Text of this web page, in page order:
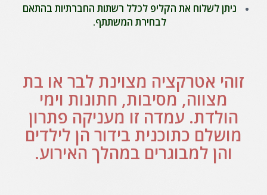
ניתן לשלוח את הקליפ לכלל רשתות החברתיות בהתאם
לבחירת המשתתף.
זוהי אטרקציה מצוינת לבר או בת
מצווה,מסיבות, חתונות וימי
הולדת. עמדה זו מעניקה פתרון
מושלם כתוכנית בידור הן לילדים
והן למבוגרים במהלך האירוע.